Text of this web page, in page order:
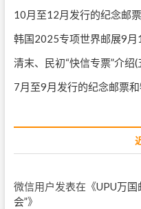
10月至12月发行的纪念邮
韩国2025专项世界邮展9
清末、民初“快信专票”介绍(
7月至9月发行的纪念邮票
微信用户发表在《UPU万国
会”》